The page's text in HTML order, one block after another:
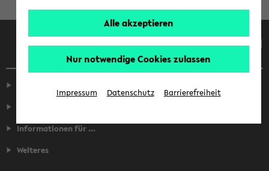
Informationen für ...
Weiteres
Alle akzeptieren
Nur notwendige Cookies zulassen
Impressum Datenschutz Barrierefreiheit